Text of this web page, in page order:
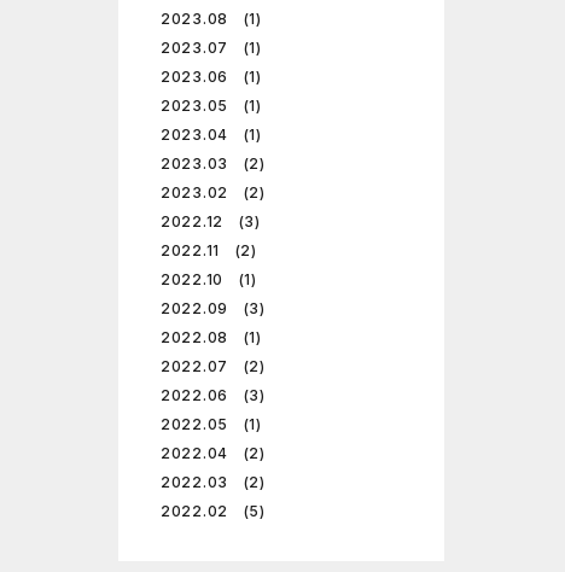
2023.08 (1)
2023.07 (1)
2023.06 (1)
2023.05 (1)
2023.04 (1)
2023.03 (2)
2023.02 (2)
2022.12 (3)
2022.11 (2)
2022.10 (1)
2022.09 (3)
2022.08 (1)
2022.07 (2)
2022.06 (3)
2022.05 (1)
2022.04 (2)
2022.03 (2)
2022.02 (5)